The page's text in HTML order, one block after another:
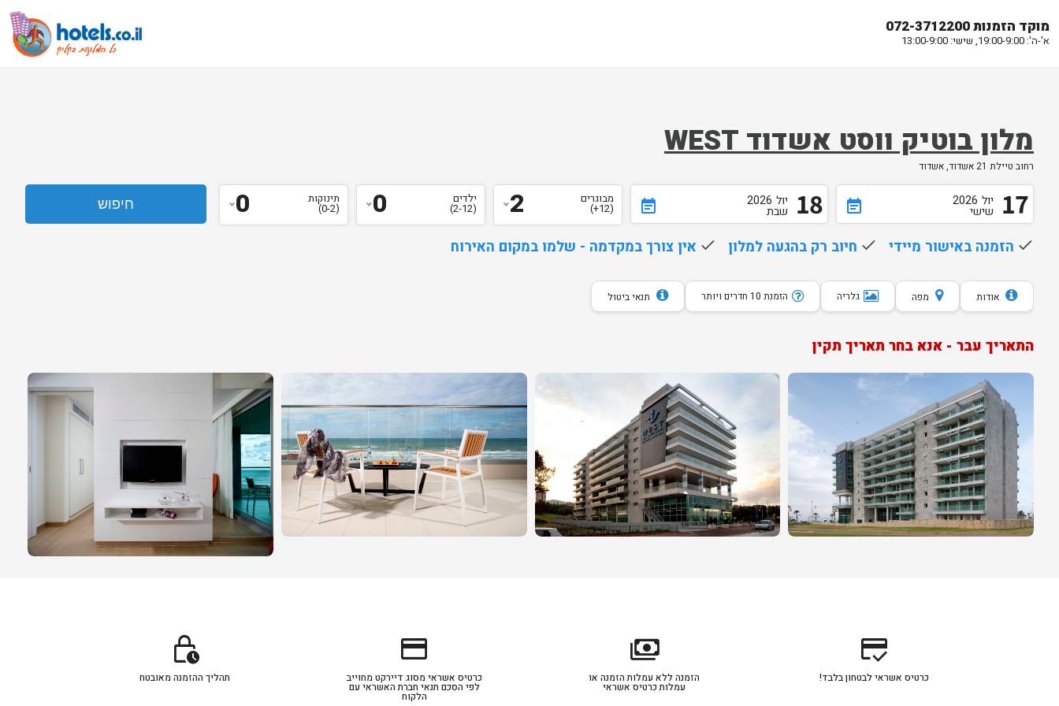
מוקד הזמנות 072-3712200
א'-ה': 19:00-9:00, שישי: 13:00-9:00
מלון בוטיק ווסט אשדוד WEST
רחוב טיילת 21 אשדוד, אשדוד
event_note 17 יול 2026
שישי event_note 18 יול 2026
שבת
מבוגרים
(12+)
2 ילדים
(2-12)
0 תינוקות
(0-2)
0
done הזמנה באישור מיידי done חיוב רק בהגעה למלון done אין צורך במקדמה - שלמו במקום האירוח
אודות מפה גלריה הזמנת 10 חדרים ויותר תנאי ביטול
התאריך עבר - אנא בחר תאריך תקין
credit_score
כרטיס אשראי לבטחון בלבד!
payments
הזמנה ללא עמלות הזמנה או
עמלות כרטיס אשראי
credit_card
כרטיס אשראי מסוג דיירקט מחוייב
לפי הסכם תנאי חברת האשראי עם
הלקוח
lock_clock
תהליך ההזמנה מאובטח